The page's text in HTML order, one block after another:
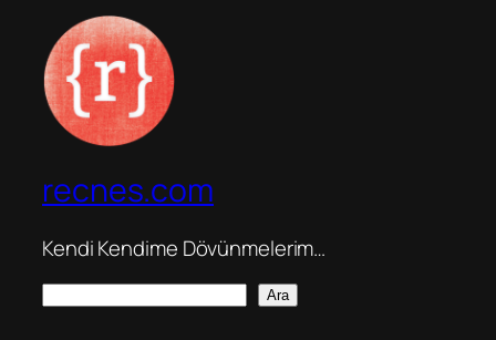
recnes.com
Kendi Kendime Dövünmelerim…
Ara